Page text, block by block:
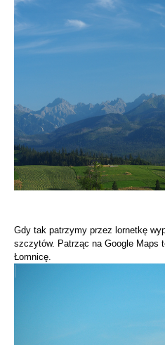
Gdy tak patrzymy przez lornetkę
szczytów. Patrząc na Google Maps
Łomnicę.